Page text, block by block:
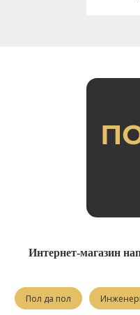
Интернет-магазин
Пол да пол